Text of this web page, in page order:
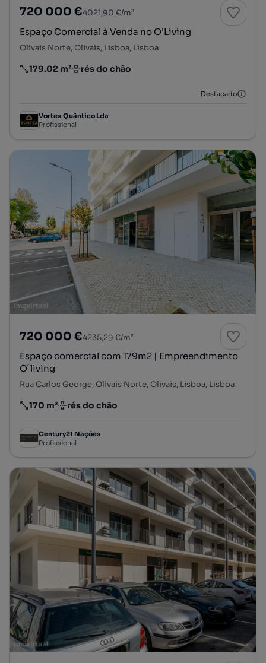
720 000 €4021,90 €/m²
Espaço Comercial à Venda no O'Living
Olivais Norte, Olivais, Lisboa, Lisboa
Preço por metro quadrado
179.02 m²
Andar rés do chão
Destacado
Vortex Quântico Lda
Profissional
720 000 €4235,29 €/m²
Espaço comercial com 179m2 | Empreendimento
O´living
Rua Carlos George, Olivais Norte, Olivais, Lisboa, Lisboa
Preço por metro quadrado
170 m²
Andar rés do chão
Century21 Nações
Profissional